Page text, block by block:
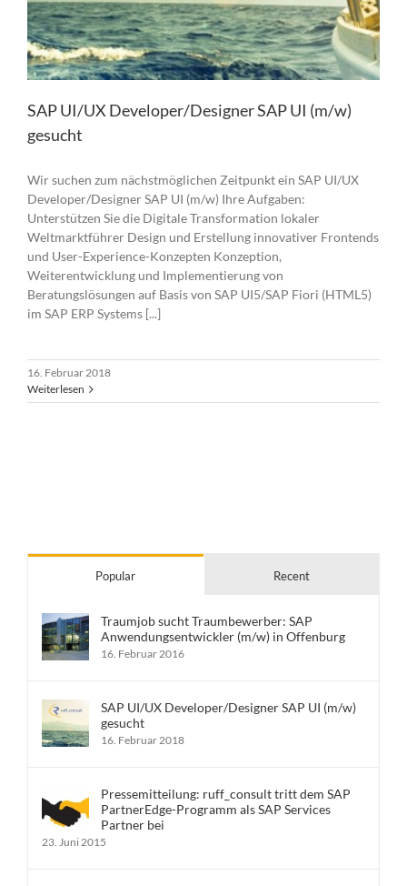
SAP UI/UX Developer/Designer SAP UI (m/w)
gesucht
Wir suchen zum nächstmöglichen Zeitpunkt ein SAP UI/UX
Developer/Designer SAP UI (m/w) Ihre Aufgaben:
Unterstützen Sie die Digitale Transformation lokaler
Weltmarktführer Design und Erstellung innovativer Frontends
und User-Experience-Konzepten Konzeption,
Weiterentwicklung und Implementierung von
Beratungslösungen auf Basis von SAP UI5/SAP Fiori (HTML5)
im SAP ERP Systems [...]
16. Februar 2018
Weiterlesen
Popular Recent
Traumjob sucht Traumbewerber: SAP
Anwendungsentwickler (m/w) in Offenburg
16. Februar 2016
SAP UI/UX Developer/Designer SAP UI (m/w)
gesucht
16. Februar 2018
Pressemitteilung: ruff_consult tritt dem SAP
PartnerEdge-Programm als SAP Services
Partner bei
23. Juni 2015